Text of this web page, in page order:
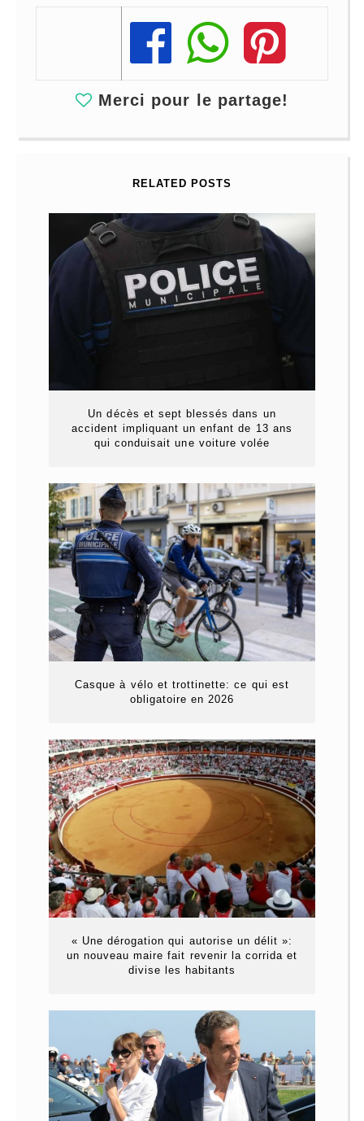
Share
Share
Share
Merci pour le partage!
RELATED POSTS
Un décès et sept blessés dans un
accident impliquant un enfant de 13 ans
qui conduisait une voiture volée
Casque à vélo et trottinette: ce qui est
obligatoire en 2026
« Une dérogation qui autorise un délit »:
un nouveau maire fait revenir la corrida et
divise les habitants